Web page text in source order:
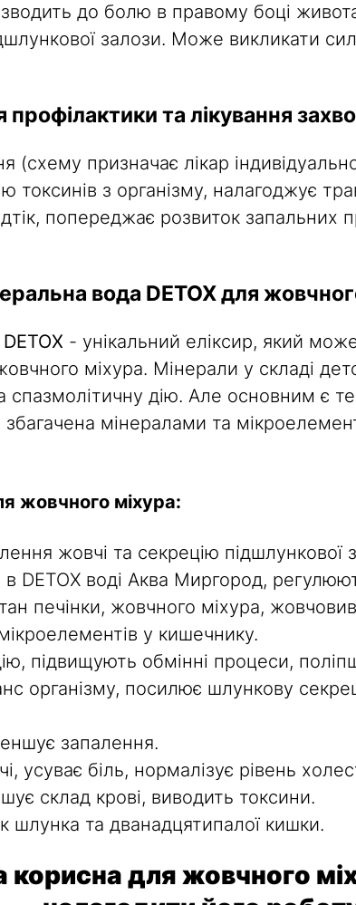
до болю в правому боці
залози. Може викликати
та лікування
(схему призначає лікар
токсинів з організму, налагоджує
попереджає розвиток
вода DETOX для
- унікальний еліксир, який
міхура. Мінерали у складі
спазмолітичну дію. Але основним є
мінералами та
жовчного міхура:
жовчі та секрецію підшлункової
в DETOX воді Аква Миргород,
печінки, жовчного міхура,
у кишечнику.
підвищують обмінні процеси,
організму, посилює шлункову
запалення.
усуває біль, нормалізує рівень
склад крові, виводить токсини.
шлунка та дванадцятипалої кишки.
для жовчного